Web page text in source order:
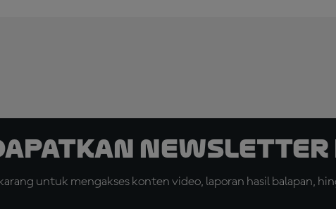
Newsletter
untuk mengakses konten video, laporan hasil balapan,